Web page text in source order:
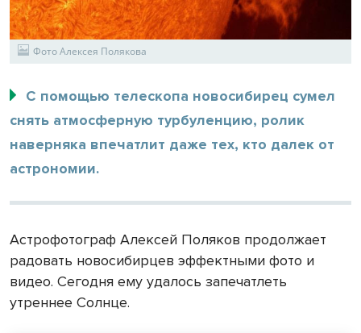
Фото Алексея Полякова
С помощью телескопа новосибирец сумел
снять атмосферную турбуленцию, ролик
наверняка впечатлит даже тех, кто далек от
астрономии.
Астрофотограф Алексей Поляков продолжает
радовать новосибирцев эффектными фото и
видео. Сегодня ему удалось запечатлеть
утреннее Солнце.